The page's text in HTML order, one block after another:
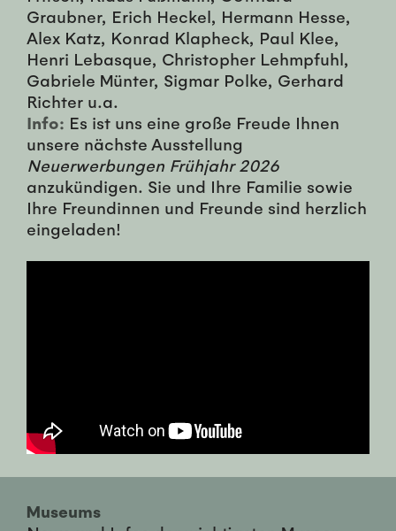
Graubner, Erich Heckel, Hermann Hesse,
Alex Katz, Konrad Klapheck, Paul Klee,
Henri Lebasque, Christopher Lehmpfuhl,
Gabriele Münter, Sigmar Polke, Gerhard
Richter u.a.
Info: Es ist uns eine große Freude Ihnen
unsere nächste Ausstellung
Neuerwerbungen Frühjahr 2026
anzukündigen. Sie und Ihre Familie sowie
Ihre Freundinnen und Freunde sind herzlich
eingeladen!
Museums